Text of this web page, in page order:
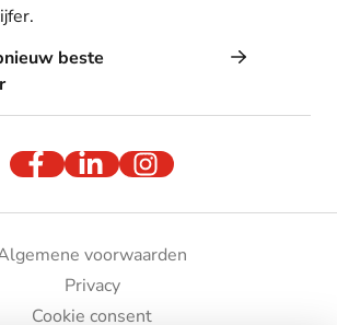
beste
voorwaarden
Privacy
Cookie consent